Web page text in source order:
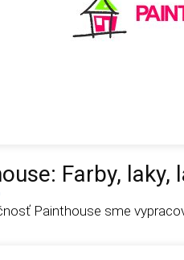
Farby, laky,
Painthouse sme